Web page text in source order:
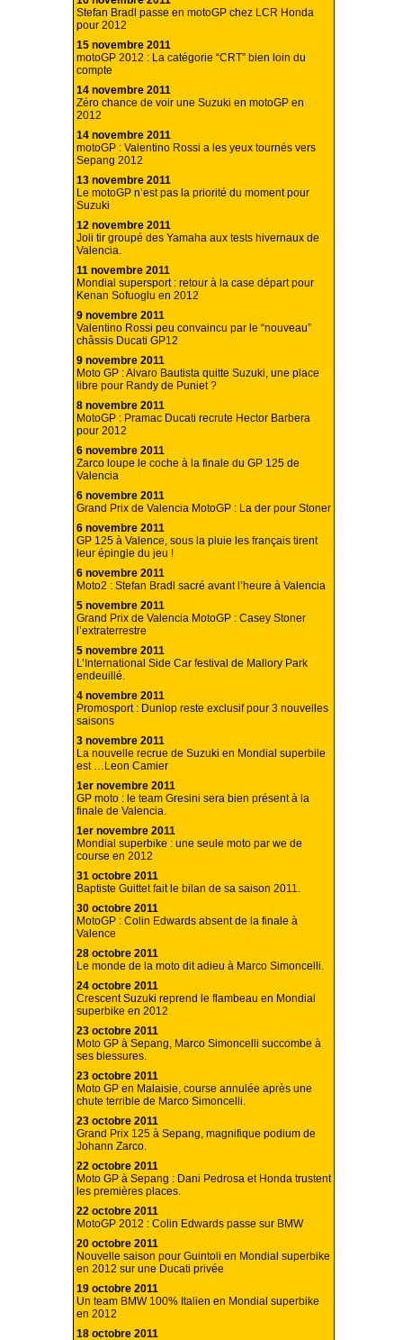
Stefan Bradl passe en motoGP chez LCR Honda
pour 2012
15 novembre 2011
motoGP 2012 : La catégorie “CRT” bien loin du
compte
14 novembre 2011
Zéro chance de voir une Suzuki en motoGP en
2012
14 novembre 2011
motoGP : Valentino Rossi a les yeux tournés vers
Sepang 2012
13 novembre 2011
Le motoGP n’est pas la priorité du moment pour
Suzuki
12 novembre 2011
Joli tir groupé des Yamaha aux tests hivernaux de
Valencia.
11 novembre 2011
Mondial supersport : retour à la case départ pour
Kenan Sofuoglu en 2012
9 novembre 2011
Valentino Rossi peu convaincu par le “nouveau”
châssis Ducati GP12
9 novembre 2011
Moto GP : Alvaro Bautista quitte Suzuki, une place
libre pour Randy de Puniet ?
8 novembre 2011
MotoGP : Pramac Ducati recrute Hector Barbera
pour 2012
6 novembre 2011
Zarco loupe le coche à la finale du GP 125 de
Valencia
6 novembre 2011
Grand Prix de Valencia MotoGP : La der pour Stoner
6 novembre 2011
GP 125 à Valence, sous la pluie les français tirent
leur épingle du jeu !
6 novembre 2011
Moto2 : Stefan Bradl sacré avant l’heure à Valencia
5 novembre 2011
Grand Prix de Valencia MotoGP : Casey Stoner
l’extraterrestre
5 novembre 2011
L’International Side Car festival de Mallory Park
endeuillé.
4 novembre 2011
Promosport : Dunlop reste exclusif pour 3 nouvelles
saisons
3 novembre 2011
La nouvelle recrue de Suzuki en Mondial superbile
est …Leon Camier
1er novembre 2011
GP moto : le team Gresini sera bien présent à la
finale de Valencia.
1er novembre 2011
Mondial superbike : une seule moto par we de
course en 2012
31 octobre 2011
Baptiste Guittet fait le bilan de sa saison 2011.
30 octobre 2011
MotoGP : Colin Edwards absent de la finale à
Valence
28 octobre 2011
Le monde de la moto dit adieu à Marco Simoncelli.
24 octobre 2011
Crescent Suzuki reprend le flambeau en Mondial
superbike en 2012
23 octobre 2011
Moto GP à Sepang, Marco Simoncelli succombe à
ses blessures.
23 octobre 2011
Moto GP en Malaisie, course annulée après une
chute terrible de Marco Simoncelli.
23 octobre 2011
Grand Prix 125 à Sepang, magnifique podium de
Johann Zarco.
22 octobre 2011
Moto GP à Sepang : Dani Pedrosa et Honda trustent
les premières places.
22 octobre 2011
MotoGP 2012 : Colin Edwards passe sur BMW
20 octobre 2011
Nouvelle saison pour Guintoli en Mondial superbike
en 2012 sur une Ducati privée
19 octobre 2011
Un team BMW 100% Italien en Mondial superbike
en 2012
18 octobre 2011